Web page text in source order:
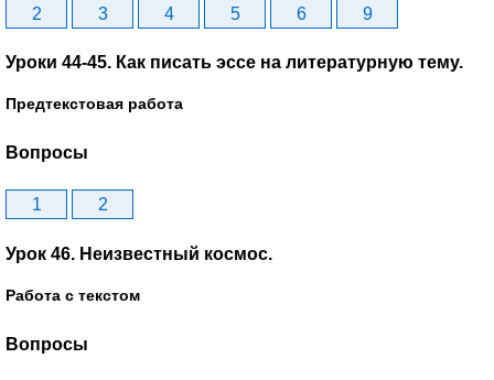
2 3 4 5 6 9
Уроки 44-45. Как писать эссе на литературную тему.
Предтекстовая работа
Вопросы
1 2
Урок 46. Неизвестный космос.
Работа с текстом
Вопросы